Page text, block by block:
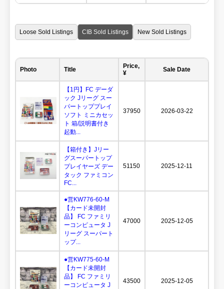
Loose Sold Listings CIB Sold Listings New Sold Listings
Photo Title
Price,
¥
Sale Date
【1円】FC デーダ
ック Jリーグ スー
パートッププレイ
ソフト ミニカセッ
ト 箱/説明書付き
起動...
37950 2026-03-22
【箱付き】Jリー
グスーパートップ
プレイヤーズ デー
タック ファミコン
FC...
51150 2025-12-11
●営KW776-60-M
【カード未開封
品】 FC ファミリ
ーコンピュータ J
リーグ スーパート
ップ...
47000 2025-12-05
●営KW775-60-M
【カード未開封
品】 FC ファミリ
ーコンピュータ J
43500 2025-12-05